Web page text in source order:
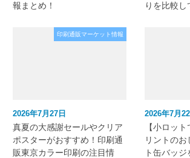
報まとめ！
りを比較し
印刷通販マーケット情報
2026年7月27日
真夏の大感謝セールやクリア
ポスターがおすすめ！印刷通
販東京カラー印刷の注目情
2026年7月22
【小ロッ
リントのお
ト缶バッジ